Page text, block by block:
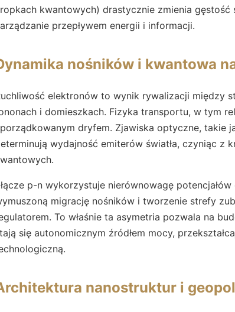
kwantowych) drastycznie zmienia
przepływem energii i informacji.
nośników i kwantowa
elektronów to wynik rywalizacji między
i domieszkach. Fizyka transportu, w tym
dryfem. Zjawiska optyczne, takie
wydajność emiterów światła, czyniąc z
p-n wykorzystuje nierównowagę
migrację nośników i tworzenie strefy
To właśnie ta asymetria pozwala na
się autonomicznym źródłem mocy,
nanostruktur i